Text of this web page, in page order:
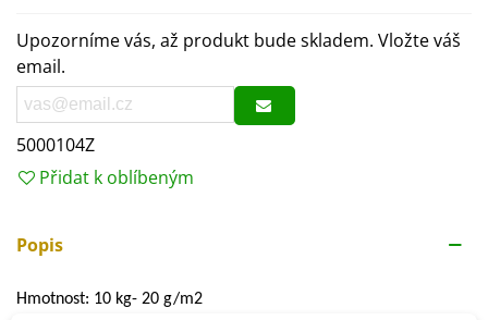
Upozorníme vás, až produkt bude skladem. Vložte váš
email.
5000104Z
Přidat k oblíbeným
Popis
Hmotnost: 10 kg- 20 g/m2